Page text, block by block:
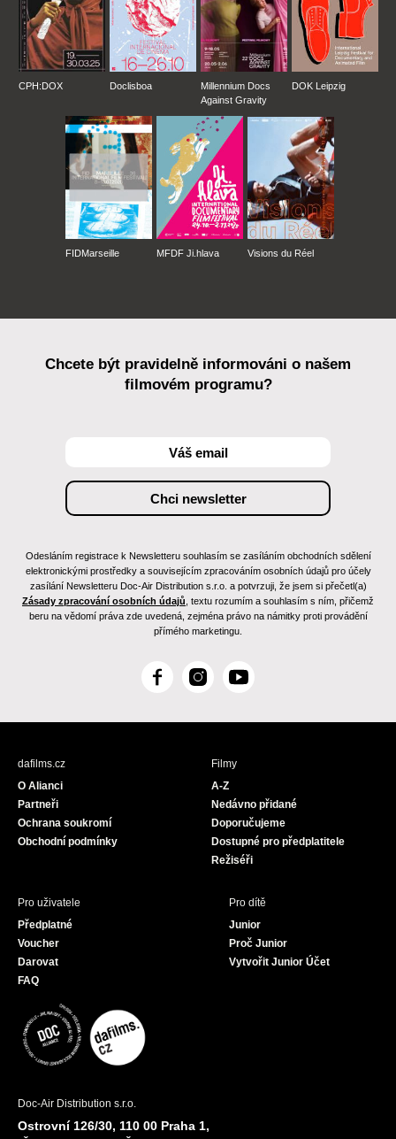
CPH:DOX Doclisboa
Millennium Docs
Against Gravity
DOK Leipzig
FIDMarseille MFDF Ji.hlava Visions du Réel
Chcete být pravidelně informováni o našem
filmovém programu?
Odesláním registrace k Newsletteru souhlasím se zasíláním obchodních sdělení
elektronickými prostředky a souvisejícím zpracováním osobních údajů pro účely
zasílání Newsletteru Doc-Air Distribution s.r.o. a potvrzuji, že jsem si přečetl(a)
Zásady zpracování osobních údajů , textu rozumím a souhlasím s ním, přičemž
beru na vědomí práva zde uvedená, zejména právo na námitky proti provádění
přímého marketingu.
F
c
I
s
Y
u
dafilms.cz
O Alianci
Partneři
Ochrana soukromí
Obchodní podmínky
Filmy
A-Z
Nedávno přidané
Doporučujeme
Dostupné pro předplatitele
Režiséři
Pro uživatele
Předplatné
Voucher
Darovat
FAQ
Pro dítě
Junior
Proč Junior
Vytvořit Junior Účet
Doc-Air Distribution s.r.o.
Ostrovní 126/30, 110 00 Praha 1,